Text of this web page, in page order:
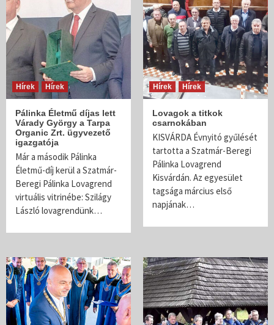
Hírek Hírek
Pálinka Életmű díjas lett
Várady György a Tarpa
Organic Zrt. ügyvezető
igazgatója
Már a második Pálinka
Életmű-díj kerül a Szatmár-
Beregi Pálinka Lovagrend
virtuális vitrinébe: Szilágy
László lovagrendünk…
Hírek Hírek
Lovagok a titkok
csarnokában
KISVÁRDA Évnyitó gyűlését
tartotta a Szatmár-Beregi
Pálinka Lovagrend
Kisvárdán. Az egyesület
tagsága március első
napjának…